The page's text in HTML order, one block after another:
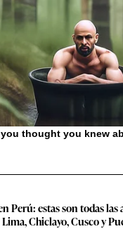
Perú: estas son todas las
Chiclayo, Cusco y